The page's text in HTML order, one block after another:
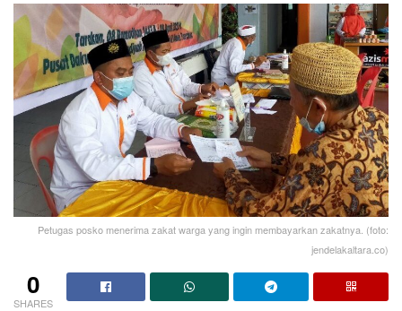
Petugas posko menerima zakat warga yang ingin membayarkan zakatnya. (foto:
jendelakaltara.co)
0
SHARES